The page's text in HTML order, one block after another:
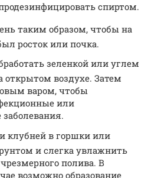
спиртом.
таким образом, чтобы на
росток или почка.
зеленкой или углем
открытом воздухе. Затем
варом, чтобы
или
клубней в горшки или
и слегка увлажнить
полива. В
возможно образование